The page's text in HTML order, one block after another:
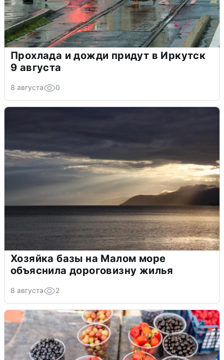
Прохлада и дожди придут в Иркутск
9 августа
8 августа 0
Хозяйка базы на Малом море
объяснила дороговизну жилья
8 августа 2